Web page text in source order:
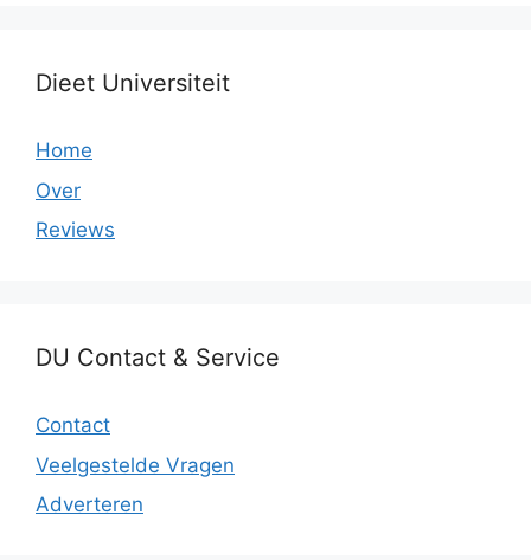
Dieet Universiteit
Home
Over
Reviews
DU Contact & Service
Contact
Veelgestelde Vragen
Adverteren